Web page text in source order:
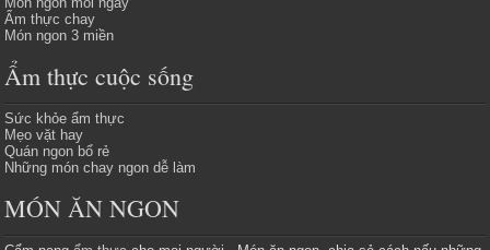
Ẩm thực chay
Món ngon 3 miền
Ẩm thực cuộc sống
Sức khỏe ẩm thực
Mẹo vặt hay
Quán ngon bổ rẻ
Những món chay ngon dễ làm
MÓN ĂN NGON